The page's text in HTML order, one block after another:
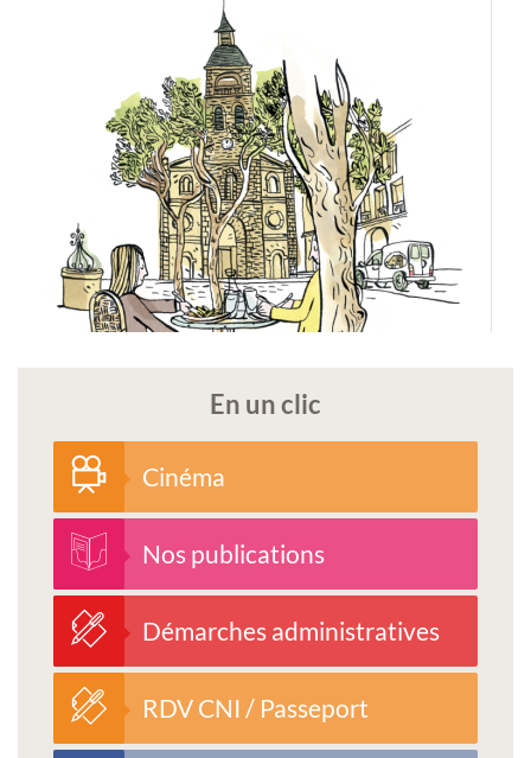
En un clic
Cinéma
Nos publications
Démarches administratives
RDV CNI / Passeport